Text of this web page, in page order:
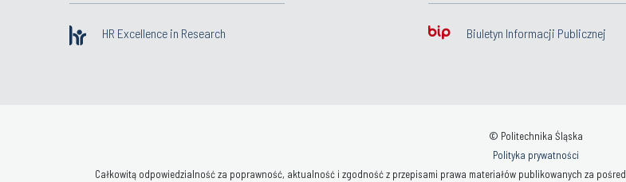
HR Excellence in Research Biuletyn Informacji Publicznej
© Politechnika Śląska
Polityka prywatności
Całkowitą odpowiedzialność za poprawność, aktualność i zgodność z przepisami prawa materiałów publikowanych za